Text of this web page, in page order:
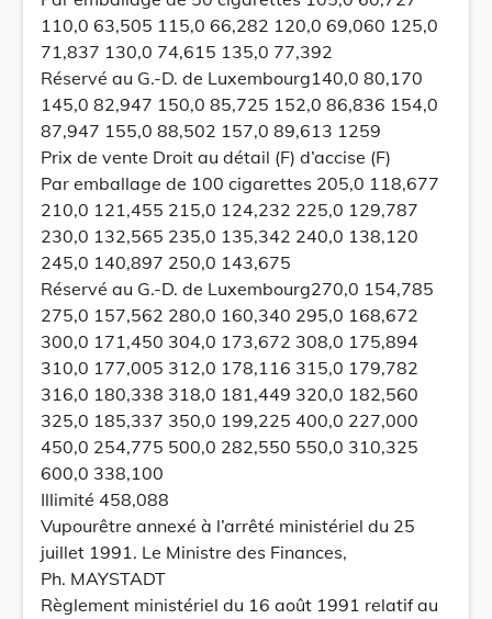
110,0 63,505 115,0 66,282 120,0 69,060 125,0
71,837 130,0 74,615 135,0 77,392
Réservé au G.-D. de Luxembourg140,0 80,170
145,0 82,947 150,0 85,725 152,0 86,836 154,0
87,947 155,0 88,502 157,0 89,613 1259
Prix de vente Droit au détail (F) d’accise (F)
Par emballage de 100 cigarettes 205,0 118,677
210,0 121,455 215,0 124,232 225,0 129,787
230,0 132,565 235,0 135,342 240,0 138,120
245,0 140,897 250,0 143,675
Réservé au G.-D. de Luxembourg270,0 154,785
275,0 157,562 280,0 160,340 295,0 168,672
300,0 171,450 304,0 173,672 308,0 175,894
310,0 177,005 312,0 178,116 315,0 179,782
316,0 180,338 318,0 181,449 320,0 182,560
325,0 185,337 350,0 199,225 400,0 227,000
450,0 254,775 500,0 282,550 550,0 310,325
600,0 338,100
Illimité 458,088
Vupourêtre annexé à l’arrêté ministériel du 25
juillet 1991. Le Ministre des Finances,
Ph. MAYSTADT
Règlement ministériel du 16 août 1991 relatif au